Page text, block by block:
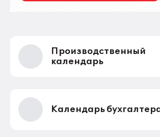
Производственный
календарь
Календарь